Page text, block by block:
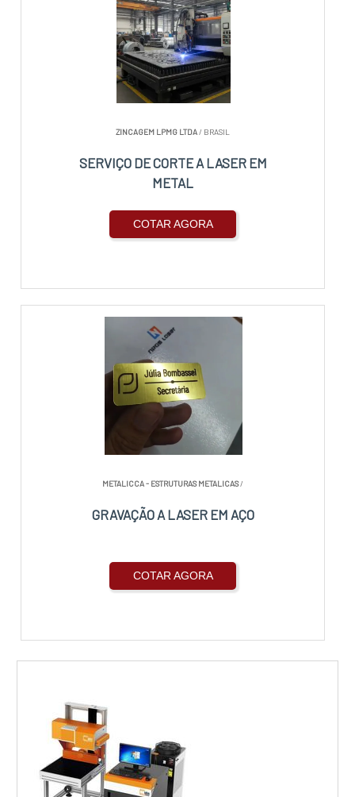
ZINCAGEM LPMG LTDA/ BRASIL
SERVIÇO DE CORTE A LASER EM
METAL
COTAR AGORA
METALICCA - ESTRUTURAS METALICAS/
GRAVAÇÃO A LASER EM AÇO
COTAR AGORA